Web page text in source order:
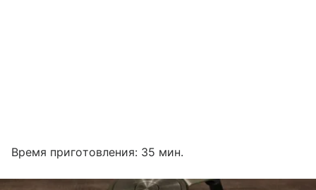
Время приготовления: 35 мин.